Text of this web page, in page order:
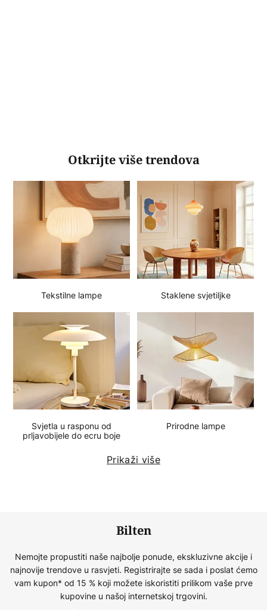
Otkrijte više trendova
Tekstilne lampe Staklene svjetiljke
Svjetla u rasponu od
prljavobijele do ecru boje
Prirodne lampe
Prikaži više
Bilten
Nemojte propustiti naše najbolje ponude, ekskluzivne akcije i
najnovije trendove u rasvjeti. Registrirajte se sada i poslat ćemo
vam kupon* od 15 % koji možete iskoristiti prilikom vaše prve
kupovine u našoj internetskoj trgovini.